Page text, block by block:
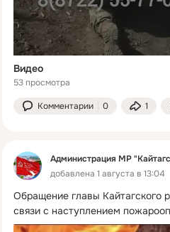
Видео
53 просмотра
Комментарии 0 1
Администрация МР
добавлена 1 августа в 13:04
Обращение главы Кайтагского
связи с наступлением